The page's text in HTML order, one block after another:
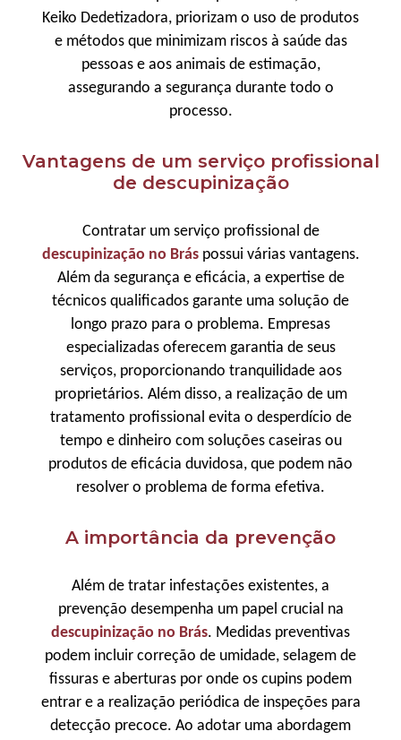
Keiko Dedetizadora, priorizam o uso de produtos
e métodos que minimizam riscos à saúde das
pessoas e aos animais de estimação,
assegurando a segurança durante todo o
processo.
Vantagens de um serviço profissional
de descupinização
Contratar um serviço profissional de
descupinização no Bráspossui várias vantagens.
Além da segurança e eficácia, a expertise de
técnicos qualificados garante uma solução de
longo prazo para o problema. Empresas
especializadas oferecem garantia de seus
serviços, proporcionando tranquilidade aos
proprietários. Além disso, a realização de um
tratamento profissional evita o desperdício de
tempo e dinheiro com soluções caseiras ou
produtos de eficácia duvidosa, que podem não
resolver o problema de forma efetiva.
A importância da prevenção
Além de tratar infestações existentes, a
prevenção desempenha um papel crucial na
descupinização no Brás. Medidas preventivas
podem incluir correção de umidade, selagem de
fissuras e aberturas por onde os cupins podem
entrar e a realização periódica de inspeções para
detecção precoce. Ao adotar uma abordagem